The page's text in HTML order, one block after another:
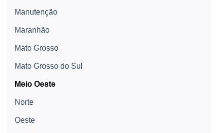
Manutenção
Maranhão
Mato Grosso
Mato Grosso do Sul
Meio Oeste
Norte
Oeste